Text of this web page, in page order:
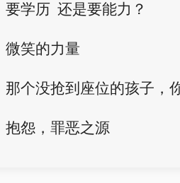
要学历 还是要能力？
微笑的力量
那个没抢到座位的孩子，
抱怨，罪恶之源